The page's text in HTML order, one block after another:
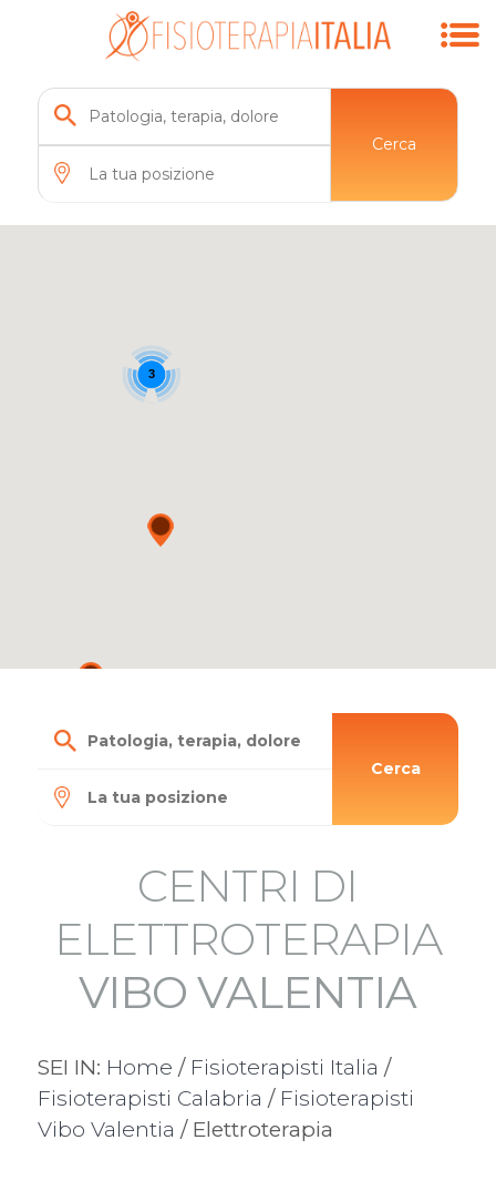
Cerca
3
Cerca
CENTRI DI
ELETTROTERAPIA
VIBO VALENTIA
SEI IN: Home / Fisioterapisti Italia /
Fisioterapisti Calabria / Fisioterapisti
Vibo Valentia / Elettroterapia